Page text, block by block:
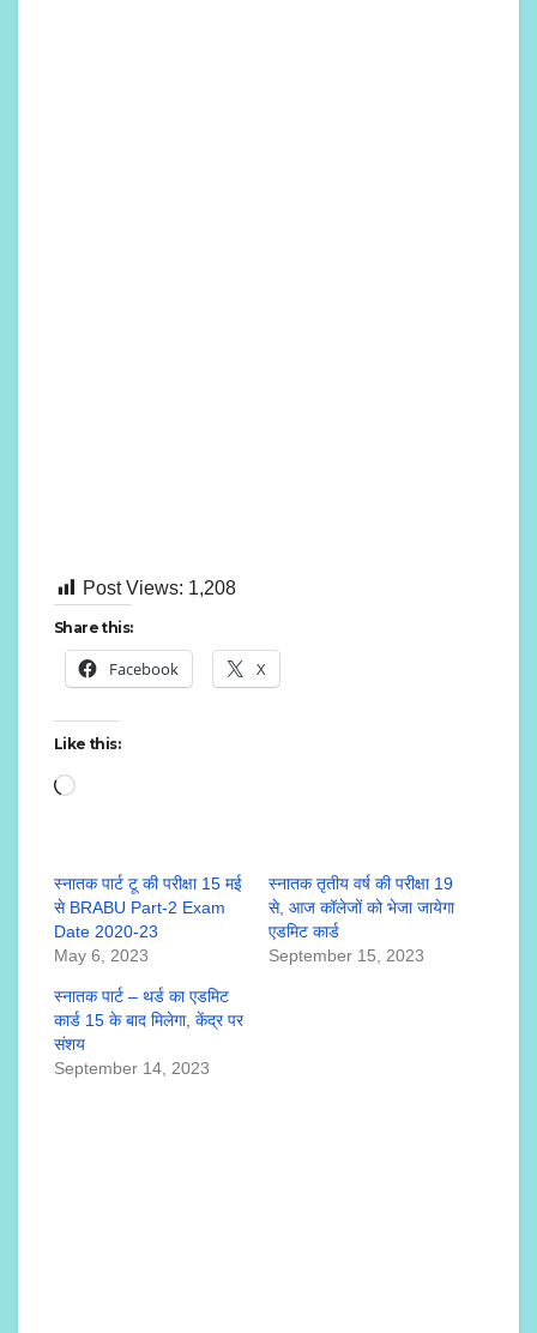
Post Views: 1,208
Share this:
Facebook X
Like this:
Loading…
स्नातक पार्ट टू की परीक्षा 15 मई
से BRABU Part-2 Exam
Date 2020-23
May 6, 2023
स्नातक तृतीय वर्ष की परीक्षा 19
से, आज कॉलेजों को भेजा जायेगा
एडमिट कार्ड
September 15, 2023
स्नातक पार्ट – थर्ड का एडमिट
कार्ड 15 के बाद मिलेगा, केंद्र पर
संशय
September 14, 2023